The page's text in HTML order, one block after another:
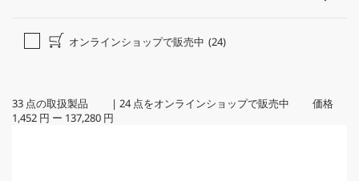
オンラインショップで販売中 (24)
33 点の取扱製品 | 24点をオンラインショップで販売中 価格
1,452 円 ー 137,280 円